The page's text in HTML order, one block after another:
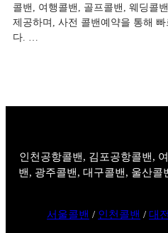
콜밴, 여행콜밴, 골프콜밴, 웨딩콜
제공하며, 사전 콜밴예약을 통해
다. …
인천공항콜밴, 김포공항콜밴,
밴, 광주콜밴, 대구콜밴, 울산
서울콜밴 / 인천콜밴 / 대